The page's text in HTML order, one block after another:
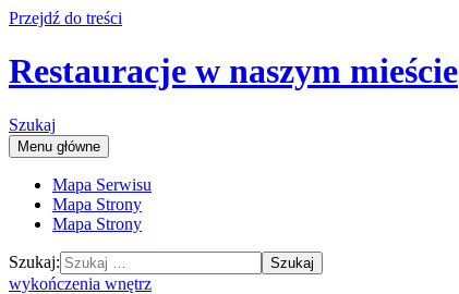
Przejdź do treści
Restauracje w naszym mieście
Szukaj
Menu główne
Mapa Serwisu
Mapa Strony
Mapa Strony
Szukaj:
wykończenia wnętrz